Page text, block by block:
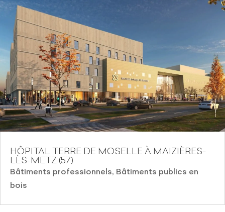
HÔPITAL TERRE DE MOSELLE À MAIZIÈRES-
LÈS-METZ (57)
Bâtiments professionnels, Bâtiments publics en
bois